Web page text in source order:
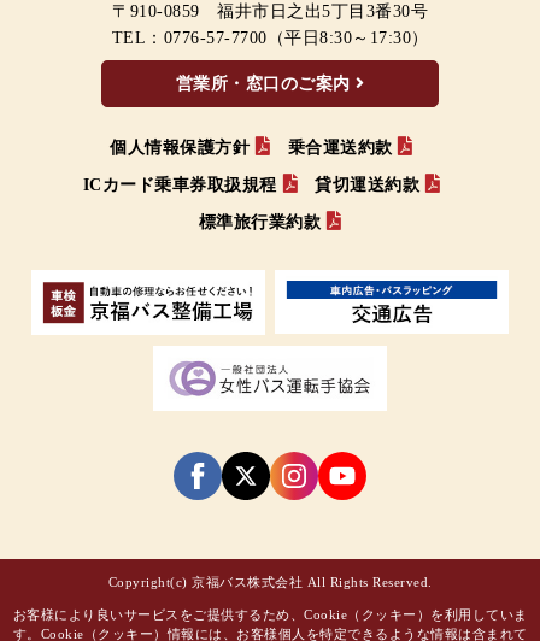
〒910-0859 福井市日之出5丁目3番30号
TEL： 0776-57-7700 （平日8:30～17:30）
営業所・窓口のご案内
個人情報保護方針 乗合運送約款
ICカード乗車券取扱規程 貸切運送約款
標準旅行業約款
Copyright(c) 京福バス株式会社 All Rights Reserved.
お客様により良いサービスをご提供するため、Cookie（クッキー）を利用していま
す。Cookie（クッキー）情報には、お客様個人を特定できるような情報は含まれて